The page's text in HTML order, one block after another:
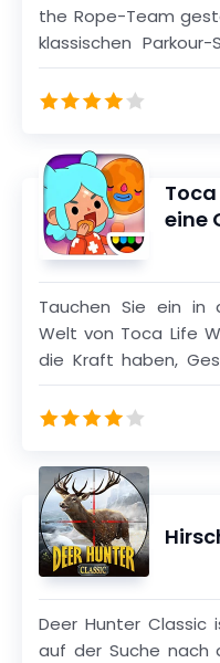
the Rope-Team
klassischen Parkour-
und Temple Run hat
und einen
interessant. Du
wenn du das
Goldmünzen
zu bekommen! Hey
rennen!
Toca
eine
Tauchen Sie ein in
Welt von Toca Life
die Kraft haben,
Ihre eigene
Mega-App
mehr und bietet
kreatives Spielen und
Deer Hunter Classic
auf der Suche nach